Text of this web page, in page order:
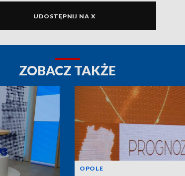
UDOSTĘPNIJ NA X
ZOBACZ TAKŻE
OPOLE